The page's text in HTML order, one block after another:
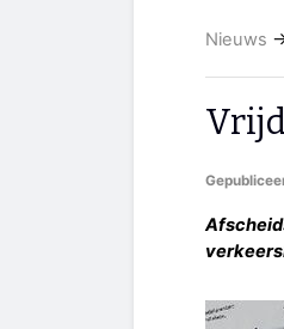
Nieuws